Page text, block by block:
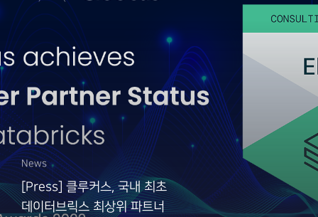
News
[Press] 클루커스, 국내 최초
데이터브릭스 최상위 파트너